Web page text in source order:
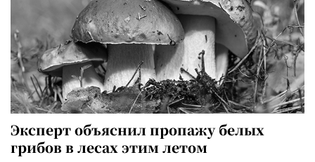
Эксперт объяснил пропажу белых
грибов в лесах этим летом